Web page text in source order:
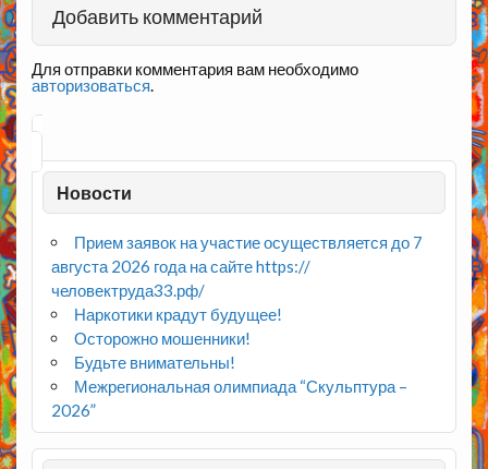
Добавить комментарий
Для отправки комментария вам необходимо
авторизоваться.
Новости
Прием заявок на участие осуществляется до 7
августа 2026 года на сайте https://
человектруда33.рф/
Наркотики крадут будущее!
Осторожно мошенники!
Будьте внимательны!
Межрегиональная олимпиада “Скульптура –
2026”